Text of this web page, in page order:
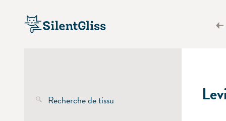
Recherche de tissu